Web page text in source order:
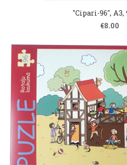
"Cipari-96", A3,
€8.00